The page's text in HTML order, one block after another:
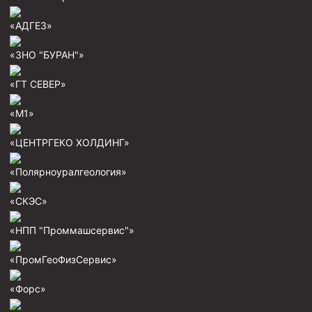
Удочки ловильные
Труболовки
Фрезеры стартово-оконные
Печати свинцовые
«АДГЕЗ»
«ЗНО "БУРАН"»
«ГТ СЕВЕР»
«М1»
«ЦЕНТРГЕКО ХОЛДИНГ»
«Полярноуралгеология»
«СКЭС»
«НПП "Проммашсервис"»
«ПромГеоФизСервис»
«Форс»